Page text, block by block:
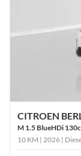
CITROEN
M 1.5 BlueHDi
10 KM | 2026 |